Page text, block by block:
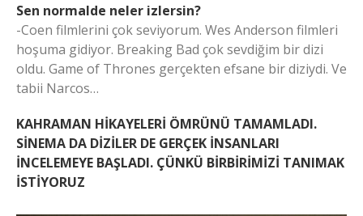
Sen normalde neler izlersin?
-Coen filmlerini çok seviyorum. Wes Anderson filmleri
hoşuma gidiyor. Breaking Bad çok sevdiğim bir dizi
oldu. Game of Thrones gerçekten efsane bir diziydi. Ve
tabii Narcos…
KAHRAMAN HİKAYELERİ ÖMRÜNÜ TAMAMLADI.
SİNEMA DA DİZİLER DE GERÇEK İNSANLARI
İNCELEMEYE BAŞLADI. ÇÜNKÜ BİRBİRİMİZİ TANIMAK
İSTİYORUZ